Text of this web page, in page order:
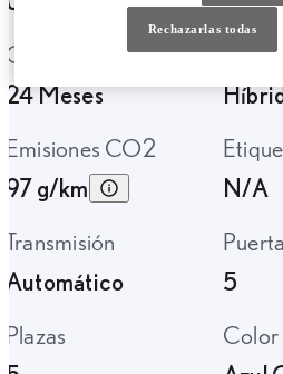
24 Meses
Tipo
Emisiones CO2
97 g/km
N/A
Transmisión
Automático
5
Plazas
Color
Rechazarlas todas